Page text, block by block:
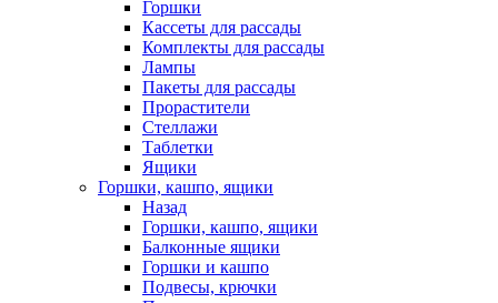
Горшки
Кассеты для рассады
Комплекты для рассады
Лампы
Пакеты для рассады
Прорастители
Стеллажи
Таблетки
Ящики
Горшки, кашпо, ящики
Назад
Горшки, кашпо, ящики
Балконные ящики
Горшки и кашпо
Подвесы, крючки